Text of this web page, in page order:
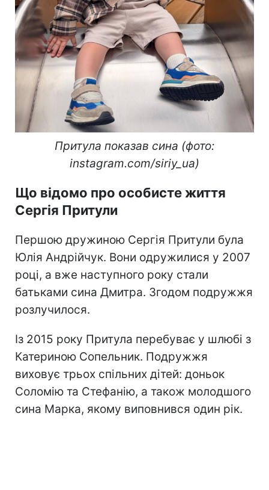
Притула показав сина (фото:
instagram.com/siriy_ua)
Що відомо про особисте життя
Сергія Притули
Першою дружиною Сергія Притули була
Юлія Андрійчук. Вони одружилися у 2007
році, а вже наступного року стали
батьками сина Дмитра. Згодом подружжя
розлучилося.
Із 2015 року Притула перебуває у шлюбі з
Катериною Сопельник. Подружжя
виховує трьох спільних дітей: доньок
Соломію та Стефанію, а також молодшого
сина Марка, якому виповнився один рік.